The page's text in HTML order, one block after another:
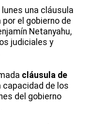
una cláusula
el gobierno de
Netanyahu,
judiciales y
cláusula de
capacidad de los
del gobierno